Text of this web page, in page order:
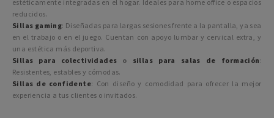
estéticamente integradas en el hogar. Ideales para home office o espacios
reducidos.
Sillas gaming: Diseñadas para largas sesiones frente a la pantalla, ya sea
en el trabajo o en el juego. Cuentan con apoyo lumbar y cervical extra, y
una estética más deportiva.
Sillas para colectividades o sillas para salas de formación :
Resistentes, estables y cómodas.
Sillas de confidente: Con diseño y comodidad para ofrecer la mejor
experiencia a tus clientes o invitados.